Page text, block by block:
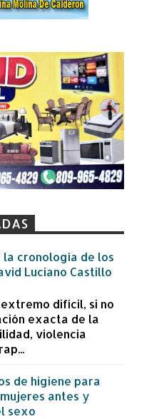
cronología de los
Luciano Castillo
extremo difícil, si no
exacta de la
violencia
de higiene para
antes y
sexo